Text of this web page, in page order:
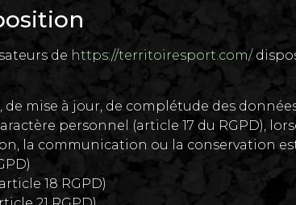
de https://territoiresport.com/
de mise à jour, de complétude des
personnel (article 17 du RGPD),
la communication ou la conservation
18 RGPD)